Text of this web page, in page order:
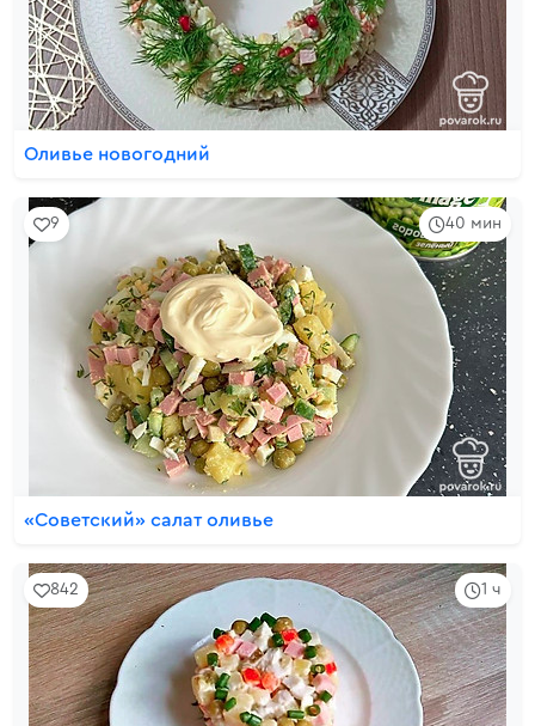
Оливье новогодний
40 мин
9
«Советский» салат оливье
1 ч
842